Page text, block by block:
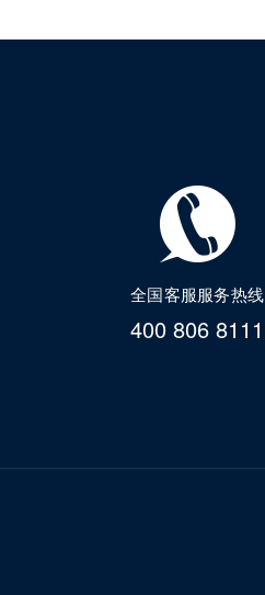
全国客服服务热线
400 806 8111